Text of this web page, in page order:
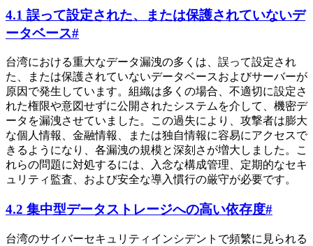
4.1 誤って設定された、または保護されていないデ
ータベース#
台湾における重大なデータ漏洩の多くは、誤って設定され
た、または保護されていないデータベースおよびサーバーが
原因で発生しています。組織は多くの場合、不適切に設定さ
れた権限や意図せずに公開されたシステムを介して、機密デ
ータを漏洩させていました。この過失により、攻撃者は膨大
な個人情報、金融情報、または独自情報に容易にアクセスで
きるようになり、各漏洩の規模と深刻さが増大しました。こ
れらの問題に対処するには、入念な構成管理、定期的なセキ
ュリティ監査、および安全な導入慣行の厳守が必要です。
4.2 集中型データストレージへの高い依存度#
台湾のサイバーセキュリティインシデントで頻繁に見られる